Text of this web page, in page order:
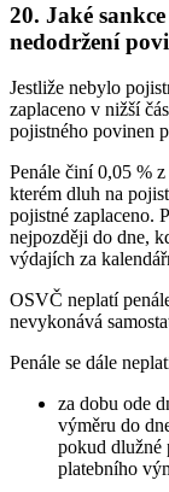
20. Jaké
nedodržení
Jestliže nebylo
zaplaceno v nižší
pojistného povinen
Penále činí 0,05 %
kterém dluh na
pojistné zaplaceno.
nejpozději do dne,
výdajích za
OSVČ neplatí
nevykonává
Penále se dále
za dobu ode
výměru do
pokud dlužné
platebního